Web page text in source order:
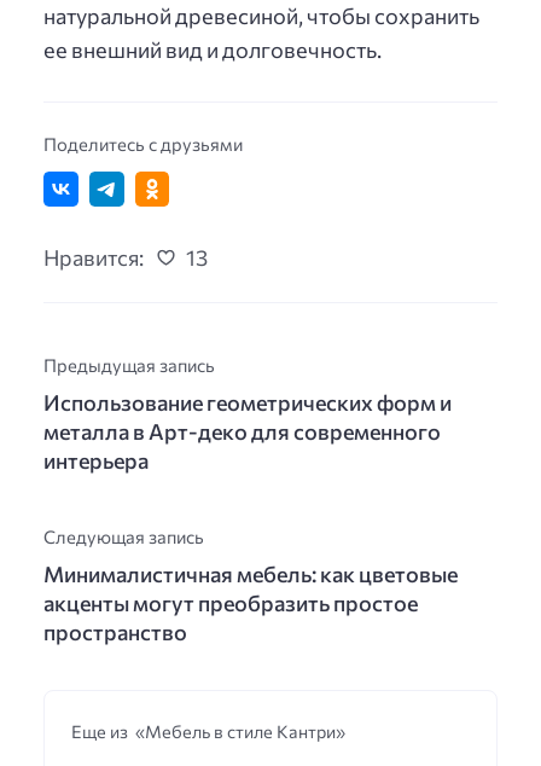
натуральной древесиной, чтобы сохранить
ее внешний вид и долговечность.
Поделитесь с друзьями
Нравится: 13
Предыдущая запись
Использование геометрических форм и
металла в Арт-деко для современного
интерьера
Следующая запись
Минималистичная мебель: как цветовые
акценты могут преобразить простое
пространство
Еще из «Мебель в стиле Кантри»